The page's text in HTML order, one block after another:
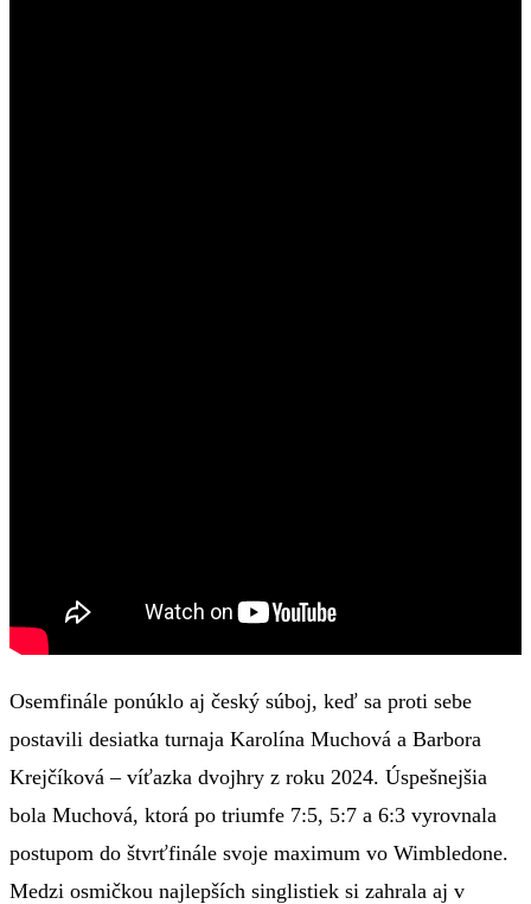
Osemfinále ponúklo aj český súboj, keď sa proti sebe
postavili desiatka turnaja Karolína Muchová a Barbora
Krejčíková – víťazka dvojhry z roku 2024. Úspešnejšia
bola Muchová, ktorá po triumfe 7:5, 5:7 a 6:3 vyrovnala
postupom do štvrťfinále svoje maximum vo Wimbledone.
Medzi osmičkou najlepších singlistiek si zahrala aj v